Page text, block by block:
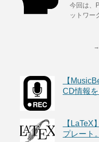
今回は、
ットワー
→
【
CD情報を
【
プレート。